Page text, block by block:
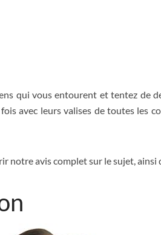
qui vous entourent et tentez de
avec leurs valises de toutes les
notre avis complet sur le sujet,